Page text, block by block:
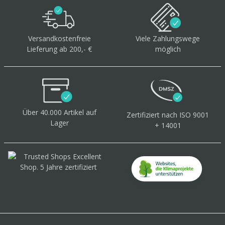
Versandkostenfreie
Lieferung ab 200,- €
Viele Zahlungswege
möglich
Über 40.000 Artikel auf
Lager
Zertifiziert nach ISO 9001
+ 14001